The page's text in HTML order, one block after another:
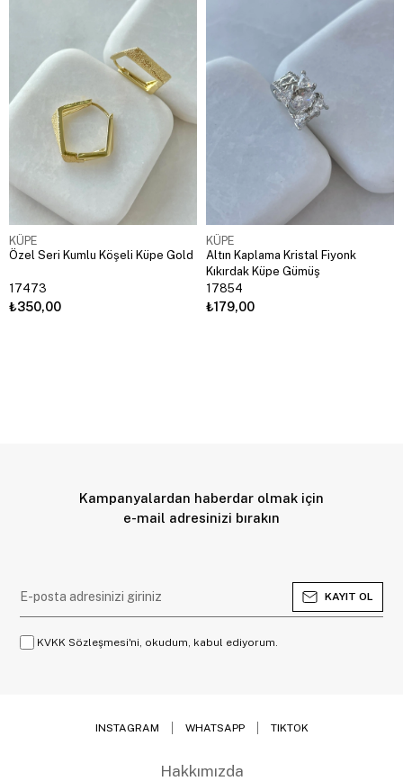
KÜPE
Özel Seri Kumlu Köşeli Küpe Gold
17473
₺350,00
KÜPE
Altın Kaplama Kristal Fiyonk
Kıkırdak Küpe Gümüş
17854
₺179,00
Kampanyalardan haberdar olmak için
e-mail adresinizi bırakın
KAYIT OL
KVKK Sözleşmesi'ni, okudum, kabul ediyorum.
INSTAGRAM WHATSAPP TIKTOK
Hakkımızda